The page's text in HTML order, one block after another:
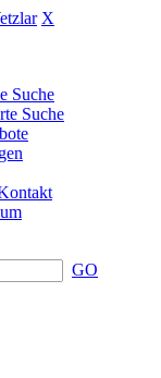
X
Suche
Suche
GO